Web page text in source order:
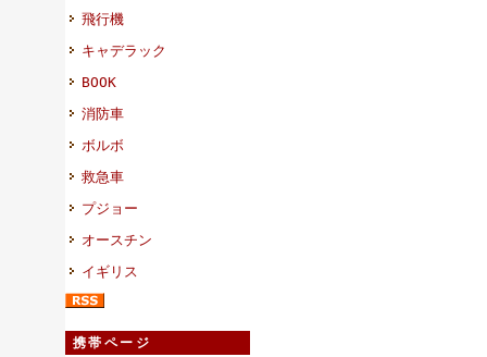
飛行機
キャデラック
BOOK
消防車
ボルボ
救急車
プジョー
オースチン
イギリス
携帯ページ